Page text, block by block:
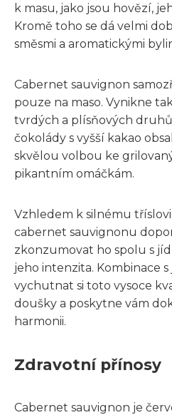
k masu, jako jsou hovězí,
Kromě toho se dá velmi
směsmi a aromatickými
Cabernet sauvignon
pouze na maso. Vynikne
tvrdých a plísňových
čokolády s vyšší kakao
skvělou volbou ke
pikantním omáčkám.
Vzhledem k silnému
cabernet sauvignonu
zkonzumovat ho spolu s
jeho intenzita. Kombinace
vychutnat si toto vysoce
doušky a poskytne vám
harmonii.
Zdravotní přínosy
Cabernet sauvignon je